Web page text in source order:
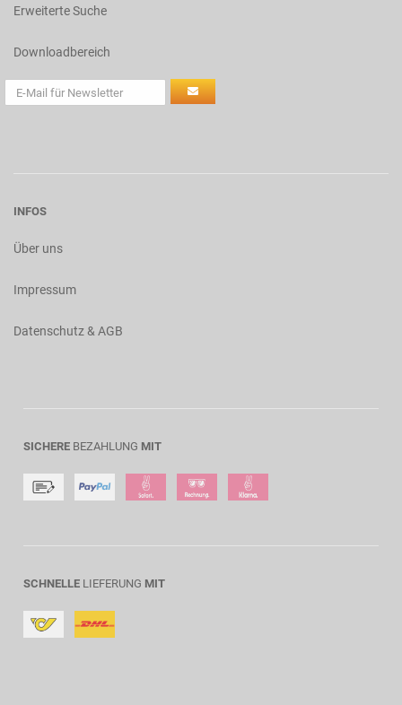
Erweiterte Suche
Downloadbereich
INFOS
Über uns
Impressum
Datenschutz & AGB
SICHERE BEZAHLUNG MIT
SCHNELLE LIEFERUNG MIT